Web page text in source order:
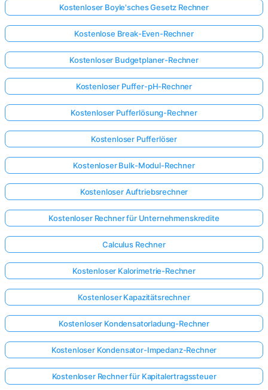
Kostenloser Boyle'sches Gesetz Rechner
Kostenlose Break-Even-Rechner
Kostenloser Budgetplaner-Rechner
Kostenloser Puffer-pH-Rechner
Kostenloser Pufferlösung-Rechner
Kostenloser Pufferlöser
Kostenloser Bulk-Modul-Rechner
Kostenloser Auftriebsrechner
Kostenloser Rechner für Unternehmenskredite
Calculus Rechner
Kostenloser Kalorimetrie-Rechner
Kostenloser Kapazitätsrechner
Kostenloser Kondensatorladung-Rechner
Kostenloser Kondensator-Impedanz-Rechner
Kostenloser Rechner für Kapitalertragssteuer